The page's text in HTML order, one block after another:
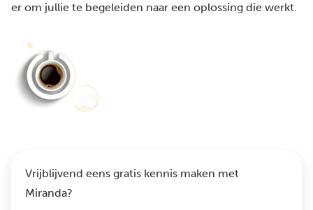
er om jullie te begeleiden naar een oplossing die werkt.
Vrijblijvend eens gratis kennis maken met
Miranda?